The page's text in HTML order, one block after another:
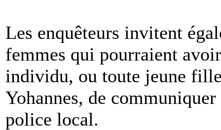
Les enquêteurs invitent
femmes qui pourraient
individu, ou toute jeune
Yohannes, de
police local.